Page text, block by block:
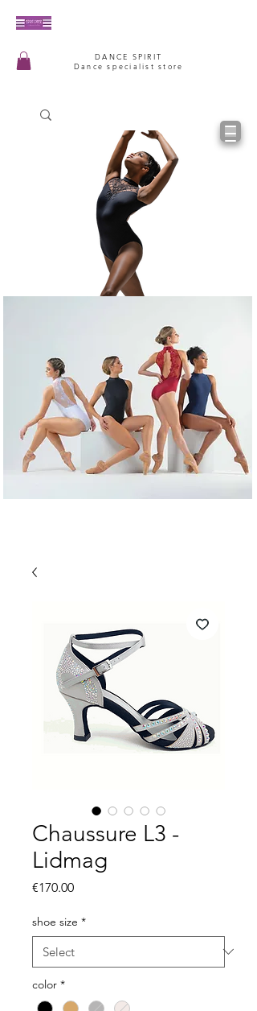
DANCE SPIRIT
Dance specialist store
Chaussure L3 -
Lidmag
€170.00Price
shoe size *
color *